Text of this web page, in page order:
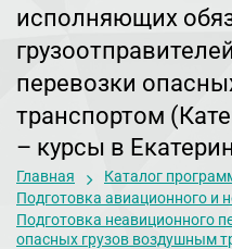
исполняющих
перевозки
транспортом
– курсы в
Главная
Каталог
Подготовка авиационного и
Подготовка неавиционного
опасных грузов воздушным